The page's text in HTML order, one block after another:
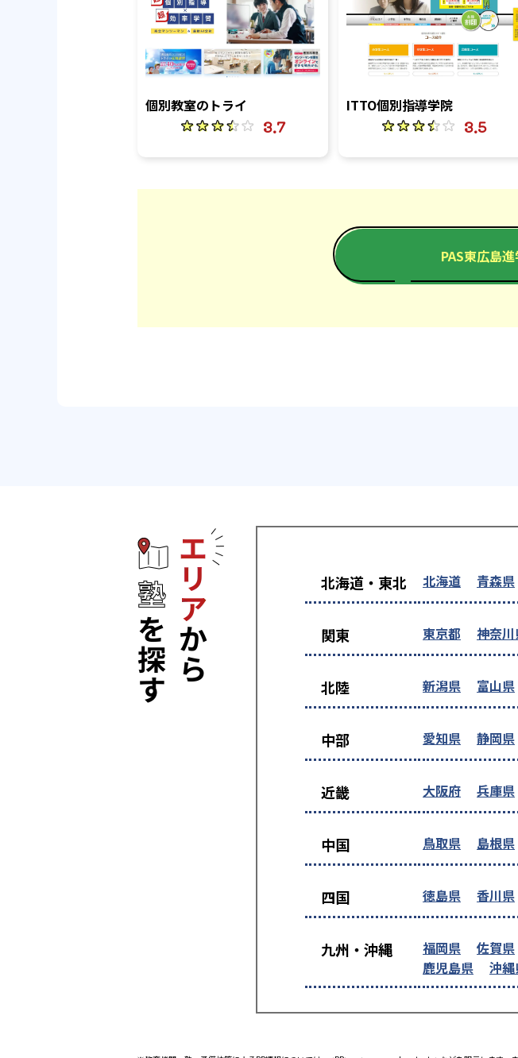
個別教室のトライ
3.7
ITTO個別指導学院
3.5
PAS東広島
北海道・東北 北海道 青森県
関東 東京都 神奈
北陸 新潟県 富山県
中部 愛知県 静岡県
近畿 大阪府 兵庫県
中国 鳥取県 島根県
四国 徳島県 香川県
九州・沖縄 福岡県 佐賀県
鹿児島県
沖